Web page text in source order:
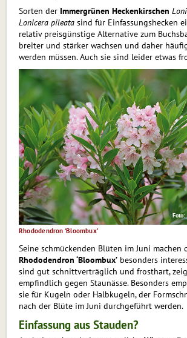
Sorten der Immergrünen Heckenkirschen
Lonicera pileata sind für Einfassungshecken
relativ preisgünstige Alternative zum
breiter und stärker wachsen und daher
werden müssen. Auch sie sind leider etwas
Foto:
Rhododendron ‘Bloombux’
Seine schmückenden Blüten im Juni machen
Rhododendron ‘Bloombux’ besonders
sind gut schnittverträglich und frosthart,
empfindlich gegen Staunäs­se. Besonders
sie für Kugeln oder Halbkugeln, der
nach der Blüte im Juni durchgeführt werden.
Einfassung aus Stauden?